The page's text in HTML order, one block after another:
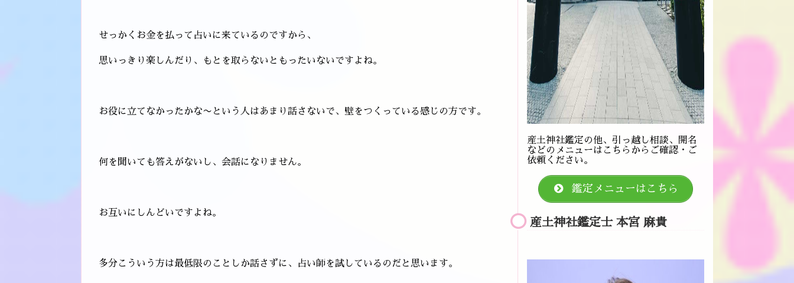
せっかくお金を払って占いに来ているのですから、
思いっきり楽しんだり、もとを取らないともったいないですよね。
お役に立てなかったかな〜という人はあまり話さないで、壁をつくっている感じの方です。
何を聞いても答えがないし、会話になりません。
お互いにしんどいですよね。
多分こういう方は最低限のことしか話さずに、占い師を試しているのだと思います。
産土神社鑑定の他、引っ越し相談、開名
などのメニューはこちらからご確認・ご
依頼ください。
鑑定メニューはこちら
産土神社鑑定士 本宮 麻貴